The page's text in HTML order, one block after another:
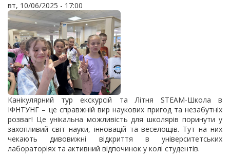
вт, 10/06/2025 - 17:00
Канікулярний тур екскурсій та Літня STEAM-Школа в
ІФНТУНГ – це справжній вир наукових пригод та незабутніх
розваг! Це унікальна можливість для школярів поринути у
захопливий світ науки, інновацій та веселощів. Тут на них
чекають дивовижні відкриття в університетських
лабораторіях та активний відпочинок у колі студентів.